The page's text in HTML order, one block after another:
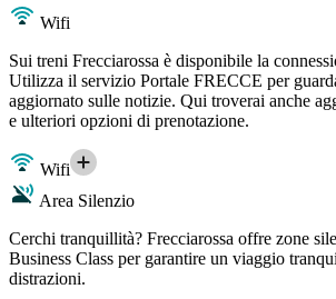
Wifi
Sui treni Frecciarossa è disponibile la
Utilizza il servizio Portale FRECCE per
aggiornato sulle notizie. Qui troverai anche
e ulteriori opzioni di prenotazione.
Wifi
Area Silenzio
Cerchi tranquillità? Frecciarossa offre zone
Business Class per garantire un viaggio
distrazioni.